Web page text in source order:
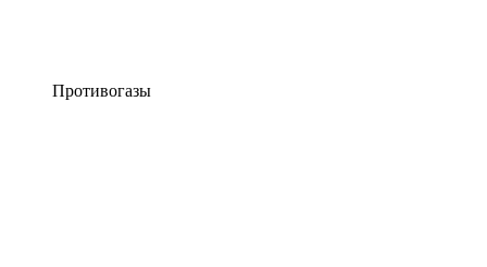
Противогазы